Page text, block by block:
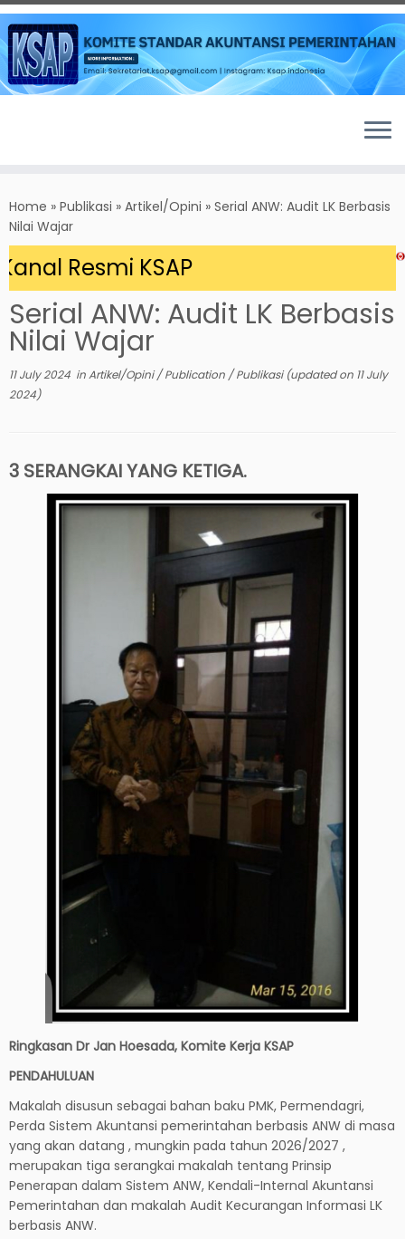
to
content
Home » Publikasi » Artikel/Opini » Serial ANW: Audit LK Berbasis
Nilai Wajar
Resmi KSAP
Serial ANW: Audit LK Berbasis
Nilai Wajar
11 July 2024 inArtikel/Opini/Publication /Publikasi(updated on 11 July
2024)
3 SERANGKAI YANG KETIGA.
Ringkasan Dr Jan Hoesada, Komite Kerja KSAP
PENDAHULUAN
Makalah disusun sebagai bahan baku PMK, Permendagri,
Perda Sistem Akuntansi pemerintahan berbasis ANW di masa
yang akan datang , mungkin pada tahun 2026/2027 ,
merupakan tiga serangkai makalah tentang Prinsip
Penerapan dalam Sistem ANW, Kendali-Internal Akuntansi
Pemerintahan dan makalah Audit Kecurangan Informasi LK
berbasis ANW.